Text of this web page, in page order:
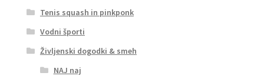
Tenis squash in pinkponk
Vodni športi
Življenski dogodki & smeh
NAJ naj